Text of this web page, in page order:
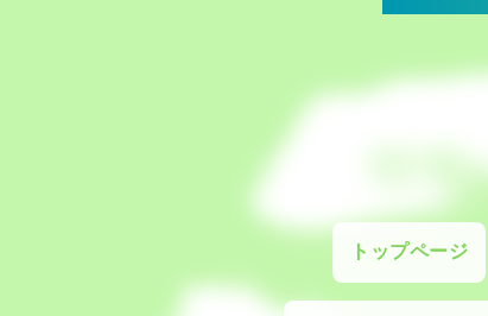
トップページ